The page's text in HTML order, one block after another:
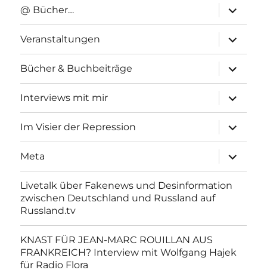
@ Bücher…
anzeigen
Veranstaltungen
anzeigen
Bücher & Buchbeiträge
anzeigen
Interviews mit mir
anzeigen
Im Visier der Repression
anzeigen
Meta
anzeigen
Livetalk über Fakenews und Desinformation
zwischen Deutschland und Russland auf
Russland.tv
KNAST FÜR JEAN-MARC ROUILLAN AUS
FRANKREICH? Interview mit Wolfgang Hajek
für Radio Flora